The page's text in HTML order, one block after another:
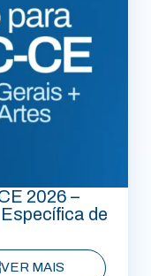
2026 –
de
VER MAIS